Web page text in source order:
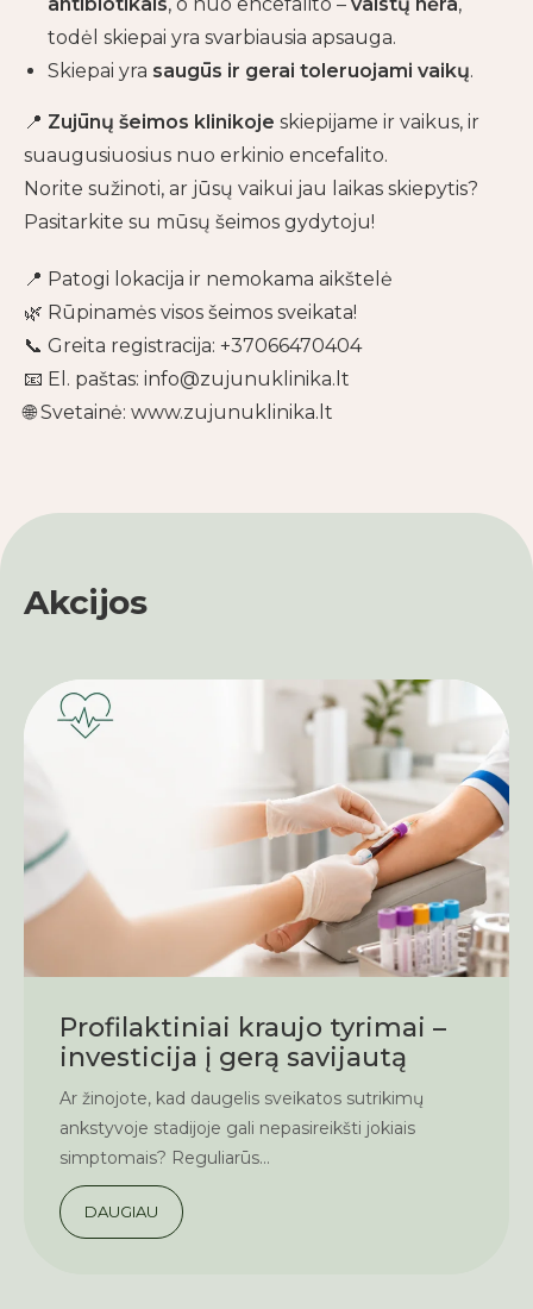
todėl skiepai yra svarbiausia apsauga.
Skiepai yra saugūs ir gerai toleruojami vaikų.
📍 Zujūnų šeimos klinikoje skiepijame ir vaikus, ir
suaugusiuosius nuo erkinio encefalito.
Norite sužinoti, ar jūsų vaikui jau laikas skiepytis?
Pasitarkite su mūsų šeimos gydytoju!
📍 Patogi lokacija ir nemokama aikštelė
🌿 Rūpinamės visos šeimos sveikata!
📞 Greita registracija: +37066470404
📧 El. paštas: info@zujunuklinika.lt
🌐 Svetainė: www.zujunuklinika.lt
Akcijos
Profilaktiniai kraujo tyrimai –
investicija į gerą savijautą
Ar žinojote, kad daugelis sveikatos sutrikimų
ankstyvoje stadijoje gali nepasireikšti jokiais
simptomais? Reguliarūs...
DAUGIAU